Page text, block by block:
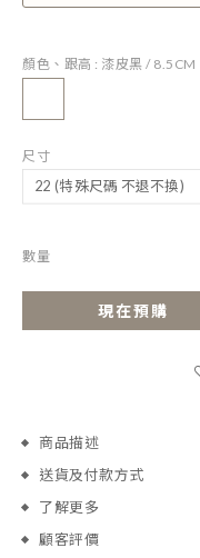
顏色、跟高 : 漆皮黑 / 8.5CM
尺寸
數量
現在預購
商品描述
送貨及付款方式
了解更多
顧客評價